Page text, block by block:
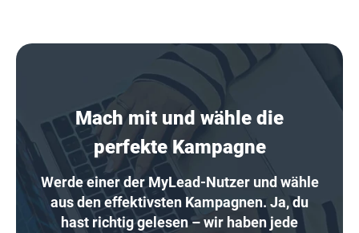
Mach mit und wähle die
perfekte Kampagne
Werde einer der MyLead-Nutzer und wähle
aus den effektivsten Kampagnen. Ja, du
hast richtig gelesen – wir haben jede